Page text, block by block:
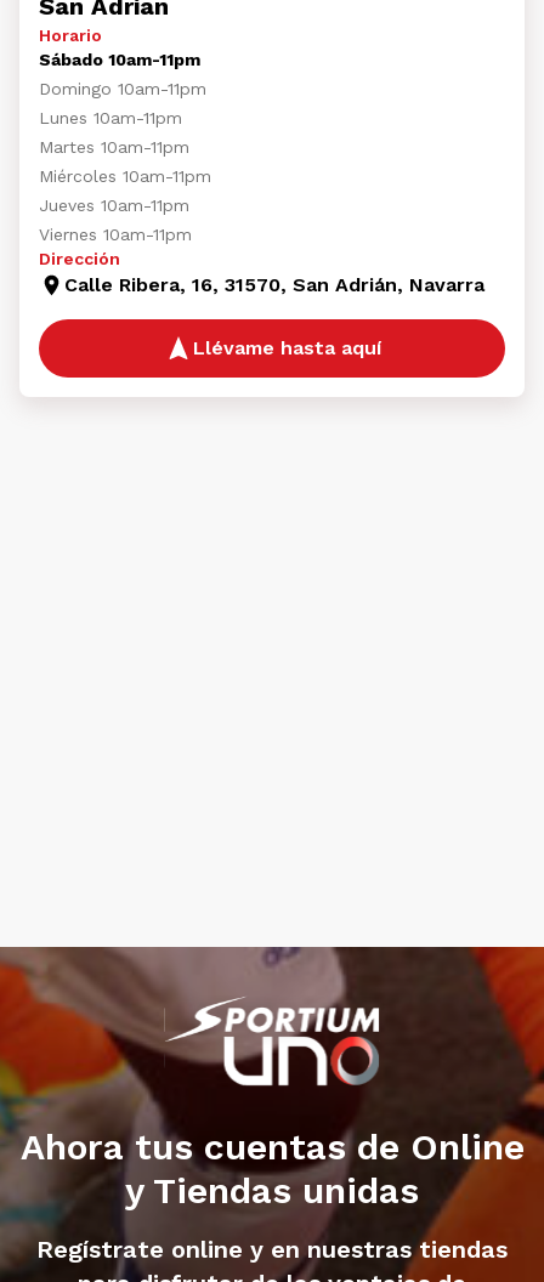
San Adrian
Horario
Sábado 10am-11pm
Domingo 10am-11pm
Lunes 10am-11pm
Martes 10am-11pm
Miércoles 10am-11pm
Jueves 10am-11pm
Viernes 10am-11pm
Dirección
Calle Ribera, 16, 31570, San Adrián, Navarra
Llévame hasta aquí
Ahora tus cuentas de Online
y Tiendas unidas
Regístrate online y en nuestras tiendas